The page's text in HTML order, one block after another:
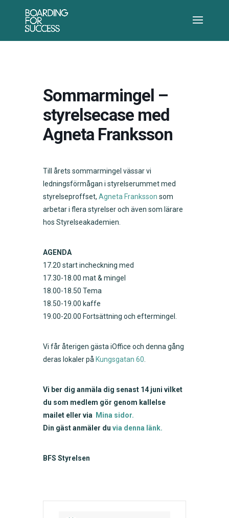
Sommarmingel –
styrelsecase med
Agneta Franksson
Till årets sommarmingel vässar vi
ledningsförmågan i styrelserummet med
styrelseproffset, Agneta Franksson som
arbetar i flera styrelser och även som lärare
hos Styrelseakademien.
AGENDA
17.20 start incheckning med
17.30-18.00 mat & mingel
18.00-18.50 Tema
18.50-19.00 kaffe
19.00-20.00 Fortsättning och eftermingel.
Vi får återigen gästa iOffice och denna gång
deras lokaler på Kungsgatan 60
Vi ber dig anmäla dig senast 14 juni vilket
du som medlem gör genom kallelse
mailet eller via
Mina sidor.
Din gäst anmäler du via denna länk.
BFS Styrelsen